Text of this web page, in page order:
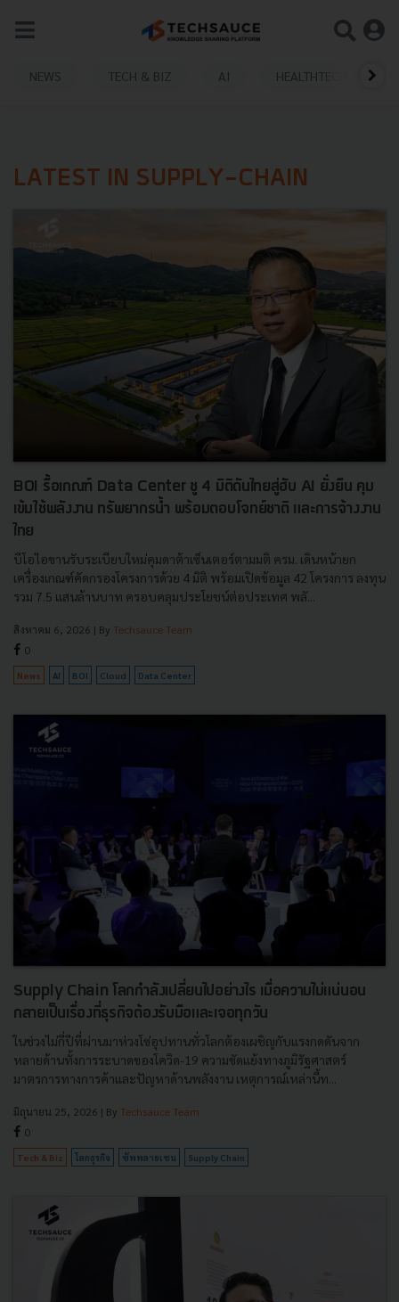
NEWS TECH & BIZ AI HEALTHTECH
LATEST IN SUPPLY-CHAIN
BOI รื้อเกณฑ์ Data Center ชู 4 มิติดันไทยสู่ฮับ AI ยั่งยืน คุม
เข้มใช้พลังงาน ทรัพยากรน้ำ พร้อมตอบโจทย์ชาติ และการจ้างงาน
ไทย
บีโอไอขานรับระเบียบใหม่คุมดาต้าเซ็นเตอร์ตามมติ ครม. เดินหน้ายก
เครื่องเกณฑ์คัดกรองโครงการด้วย 4 มิติ พร้อมเปิดข้อมูล 42 โครงการ ลงทุน
รวม 7.5 แสนล้านบาท ครอบคลุมประโยชน์ต่อประเทศ พลั...
สิงหาคม 6, 2026 | By Techsauce Team
0
News AI BOI Cloud Data Center
Supply Chain โลกกำลังเปลี่ยนไปอย่างไร เมื่อความไม่แน่นอน
กลายเป็นเรื่องที่ธุรกิจต้องรับมือและเจอทุกวัน
ในช่วงไม่กี่ปีที่ผ่านมาห่วงโซ่อุปทานทั่วโลกต้องเผชิญกับแรงกดดันจาก
หลายด้านทั้งการระบาดของโควิด-19 ความขัดแย้งทางภูมิรัฐศาสตร์
มาตรการทางการค้าและปัญหาด้านพลังงาน เหตุการณ์เหล่านี้ท...
มิถุนายน 25, 2026 | By Techsauce Team
0
Tech & Biz โลกธุรกิจ ซัพพลายเชน Supply Chain